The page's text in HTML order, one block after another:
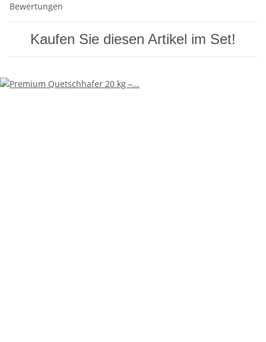
Bewertungen
Kaufen Sie diesen Artikel im Set!